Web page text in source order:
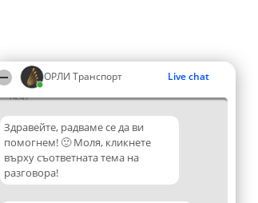
ОРЛИ Транспорт Live chat
14:47
Здравейте, радваме се да ви
помогнем! 🙂 Моля, кликнете
върху съответната тема на
разговора!